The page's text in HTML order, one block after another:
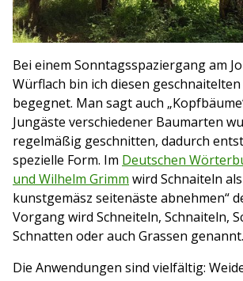
Bei einem Sonntagsspaziergang am
Würflach bin ich diesen geschnaitelten
begegnet. Man sagt auch
Jungäste verschiedener Baumarten
regelmäßig geschnitten, dadurch
spezielle Form. Im Deutschen
und Wilhelm Grimm wird Schnaiteln
kunstgemäsz seitenäste abnehmen“
Vorgang wird Schneiteln, Schnaiteln,
Schnatten oder auch Grassen genannt.
Die Anwendungen sind vielfältig: